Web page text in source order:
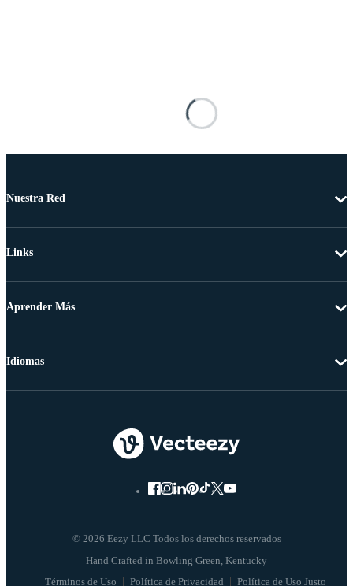
Nuestra Red
Links
Aprender Más
© 2026 Eezy LLC Todos los derechos reservados
Términos de Uso Política de Privacidad Política de Uso Justo
Idiomas